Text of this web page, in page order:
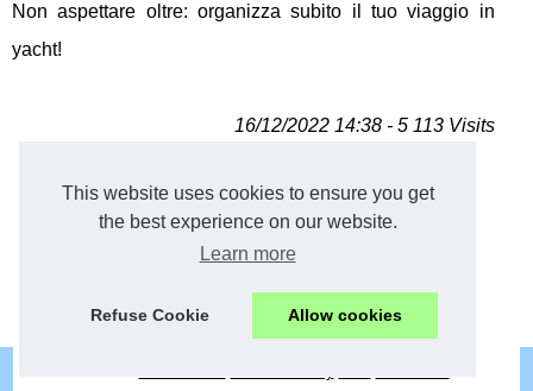
This website uses cookies to ensure you get
the best experience on our website.
Learn more
Refuse Cookie Allow cookies
Non aspettare oltre: organizza subito il tuo viaggio in
yacht!
16/12/2022 14:38 - 5 113 Visits
palazzetta.it
Sailing